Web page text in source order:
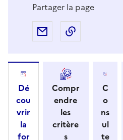
Partager la page
Partager par e-mail
Dé
cou
vrir
la
for
Compr
endre
les
critère
s
C
o
ns
ul
te